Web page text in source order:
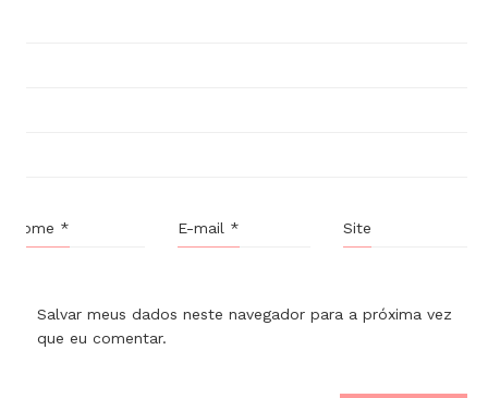
Nome * E-mail * Site
Salvar meus dados neste navegador para a próxima vez
que eu comentar.